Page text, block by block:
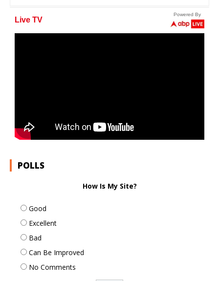
POLLS
How Is My Site?
Good
Excellent
Bad
Can Be Improved
No Comments